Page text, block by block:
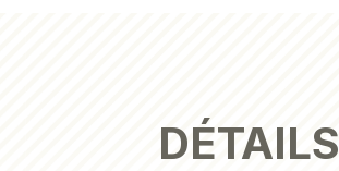
DÉTAILS